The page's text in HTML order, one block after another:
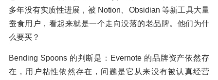
多年没有实质性进展，被 Notion、Obsidian 等新工具大量
蚕食用户，看起来就是一个走向没落的老品牌。他们为什
么要买？
Bending Spoons 的判断是：Evernote 的品牌资产依然存
在，用户粘性依然存在，问题是它从来没有被认真经营